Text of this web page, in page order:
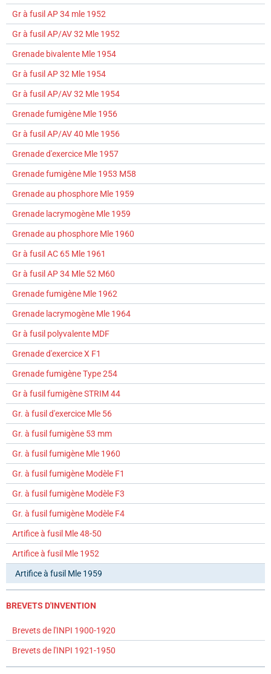
Gr à fusil AP 34 mle 1952
Gr à fusil AP/AV 32 Mle 1952
Grenade bivalente Mle 1954
Gr à fusil AP 32 Mle 1954
Gr à fusil AP/AV 32 Mle 1954
Grenade fumigène Mle 1956
Gr à fusil AP/AV 40 Mle 1956
Grenade d'exercice Mle 1957
Grenade fumigène Mle 1953 M58
Grenade au phosphore Mle 1959
Grenade lacrymogène Mle 1959
Grenade au phosphore Mle 1960
Gr à fusil AC 65 Mle 1961
Gr à fusil AP 34 Mle 52 M60
Grenade fumigène Mle 1962
Grenade lacrymogène Mle 1964
Gr à fusil polyvalente MDF
Grenade d'exercice X F1
Grenade fumigène Type 254
Gr à fusil fumigène STRIM 44
Gr. à fusil d'exercice Mle 56
Gr. à fusil fumigène 53 mm
Gr. à fusil fumigène Mle 1960
Gr. à fusil fumigène Modèle F1
Gr. à fusil fumigène Modèle F3
Gr. à fusil fumigène Modèle F4
Artifice à fusil Mle 48-50
Artifice à fusil Mle 1952
Artifice à fusil Mle 1959
BREVETS D'INVENTION
Brevets de l'INPI 1900-1920
Brevets de l'INPI 1921-1950